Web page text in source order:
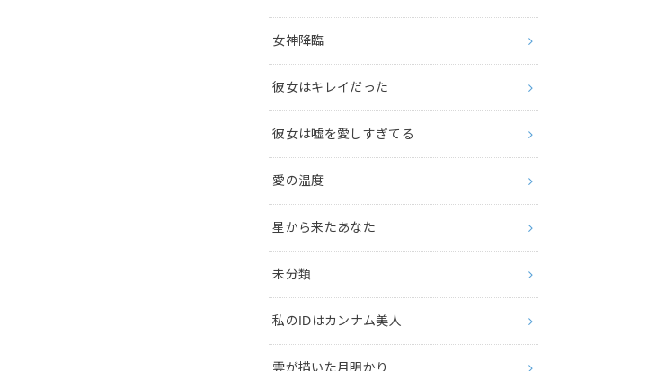
女神降臨
彼女はキレイだった
彼女は嘘を愛しすぎてる
愛の温度
星から来たあなた
未分類
私のIDはカンナム美人
雲が描いた月明かり